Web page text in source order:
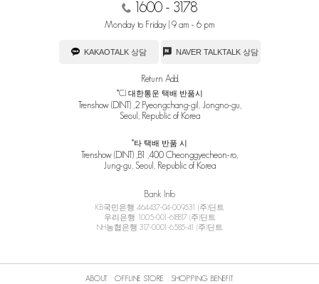
1600 - 3178
Monday to Friday | 9 am - 6 pm
KAKAOTALK 상담 NAVER TALKTALK 상담
Return Add.
*CJ 대한통운 택배 반품시
Trenshow (DINT) ,2 Pyeongchang-gil, Jongno-gu,
Seoul, Republic of Korea
*타 택배 반품 시
Trenshow (DINT) ,B1 ,400 Cheonggyecheon-ro,
Jung-gu, Seoul, Republic of Korea
Bank Info
KB국민은행 464437-04-009531 (주)딘트
우리은행 1005-001-618817 (주)딘트
NH농협은행 317-0001-6585-41 (주)딘트
ABOUT OFFLINE STORE
SHOPPING BENEFIT